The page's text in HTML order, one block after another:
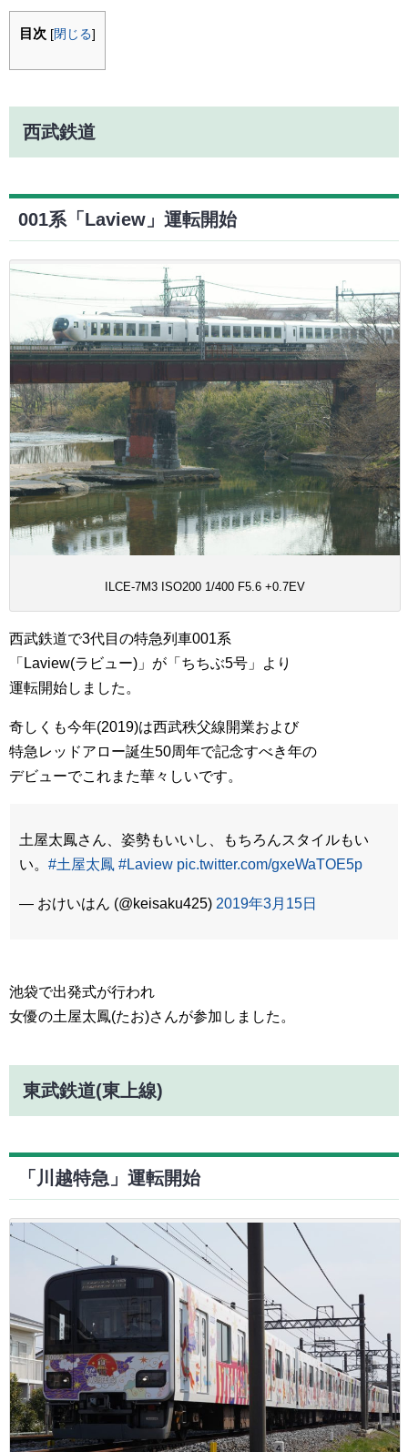
目次 [閉じる]
西武鉄道
001系「Laview」運転開始
ILCE-7M3 ISO200 1/400 F5.6 +0.7EV
西武鉄道で3代目の特急列車001系
「Laview(ラビュー)」が「ちちぶ5号」より
運転開始しました。
奇しくも今年(2019)は西武秩父線開業および
特急レッドアロー誕生50周年で記念すべき年の
デビューでこれまた華々しいです。
土屋太鳳さん、姿勢もいいし、もちろんスタイルもい
い。 #土屋太鳳 #Laview pic.twitter.com/gxeWaTOE5p
— おけいはん (@keisaku425) 2019年3月15日
池袋で出発式が行われ
女優の土屋太鳳(たお)さんが参加しました。
東武鉄道(東上線)
「川越特急」運転開始